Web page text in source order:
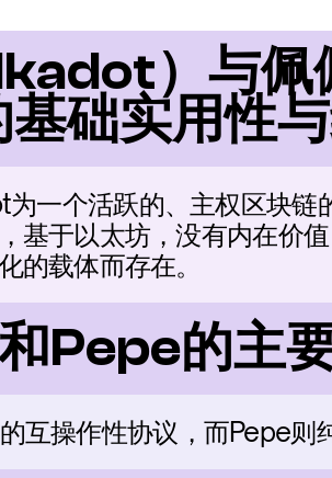
）与佩
础实用性
一个活跃的、主权区块链
基于以太坊，没有内在价
的载体而存在。
Pepe的主
互操作性协议，而Pepe则